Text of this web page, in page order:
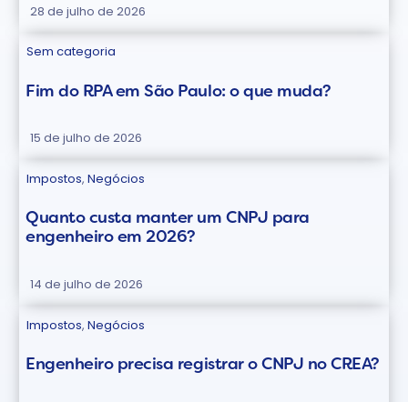
28 de julho de 2026
Sem categoria
Fim do RPA em São Paulo: o que muda?
15 de julho de 2026
Impostos,Negócios
Quanto custa manter um CNPJ para
engenheiro em 2026?
14 de julho de 2026
Impostos,Negócios
Engenheiro precisa registrar o CNPJ no CREA?